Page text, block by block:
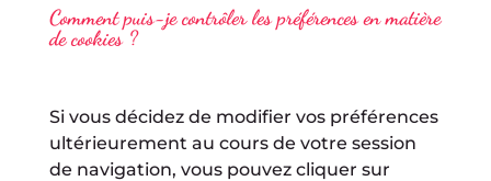
Comment puis-je contrôler les préférences en matière
de cookies ?
Si vous décidez de modifier vos préférences
ultérieurement au cours de votre session
de navigation, vous pouvez cliquer sur